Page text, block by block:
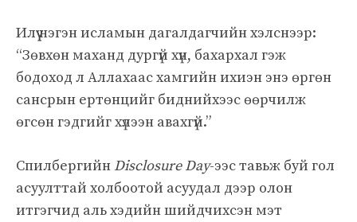
Илүү нэгэн исламын дагалдагчийн хэлснээр:
“Зөвхөн маханд дургүй хүн, бахархал гэж
бодоход л Аллахаас хамгийн ихиэн энэ өргөн
сансрын ертөнцийг биднийхээс өөрчилж
өгсөн гэдгийг хүлээн авахгүй.”
Спилбергийн Disclosure Day-ээс тавьж буй гол
асуулттай холбоотой асуудал дээр олон
итгэгчид аль хэдийн шийдчихсэн мэт